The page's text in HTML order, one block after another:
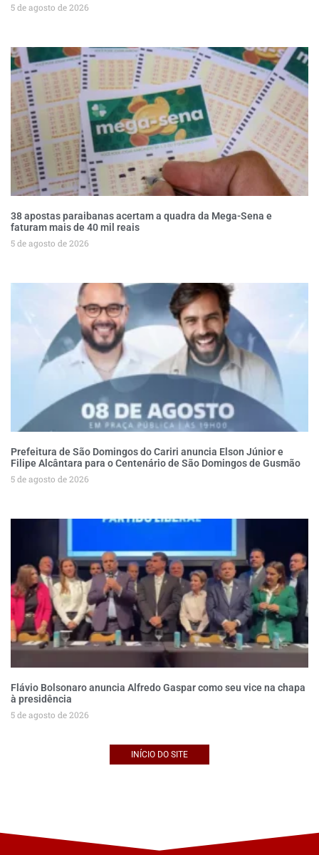
5 de agosto de 2026
38 apostas paraibanas acertam a quadra da Mega-Sena e
faturam mais de 40 mil reais
5 de agosto de 2026
Prefeitura de São Domingos do Cariri anuncia Elson Júnior e
Filipe Alcântara para o Centenário de São Domingos de Gusmão
5 de agosto de 2026
Flávio Bolsonaro anuncia Alfredo Gaspar como seu vice na chapa
à presidência
5 de agosto de 2026
INÍCIO DO SITE